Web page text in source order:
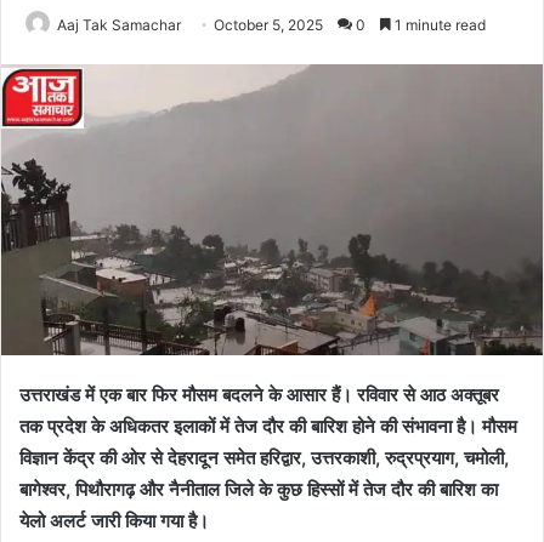
Aaj Tak Samachar October 5, 2025 0 1 minute read
उत्तराखंड में एक बार फिर मौसम बदलने के आसार हैं। रविवार से आठ अक्तूबर
तक प्रदेश के अधिकतर इलाकों में तेज दौर की बारिश होने की संभावना है। मौसम
विज्ञान केंद्र की ओर से देहरादून समेत हरिद्वार, उत्तरकाशी, रुद्रप्रयाग, चमोली,
बागेश्वर, पिथौरागढ़ और नैनीताल जिले के कुछ हिस्सों में तेज दौर की बारिश का
येलो अलर्ट जारी किया गया है।